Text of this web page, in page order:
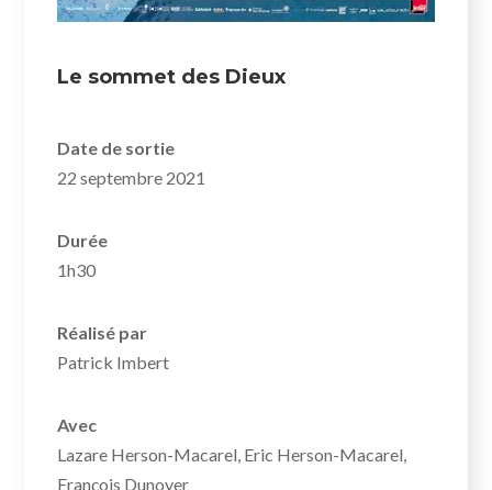
Le sommet des Dieux
Date de sortie
22 septembre 2021
Durée
1h30
Réalisé par
Patrick Imbert
Avec
Lazare Herson-Macarel, Eric Herson-Macarel,
François Dunoyer